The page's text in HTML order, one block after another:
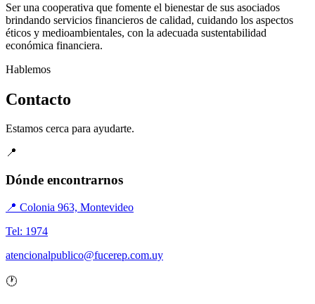
Ser una cooperativa que fomente el bienestar de sus asociados
brindando servicios financieros de calidad, cuidando los aspectos
éticos y medioambientales, con la adecuada sustentabilidad
económica financiera.
Hablemos
Contacto
Estamos cerca para ayudarte.
📍
Dónde encontrarnos
📍 Colonia 963, Montevideo
Tel: 1974
atencionalpublico@fucerep.com.uy
🕐